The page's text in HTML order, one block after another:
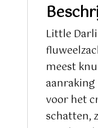
Little
meest
aanraking
voor het
schatten,